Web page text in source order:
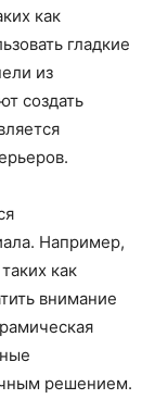
как
гладкие
из
создать
Например,
как
внимание
решением.